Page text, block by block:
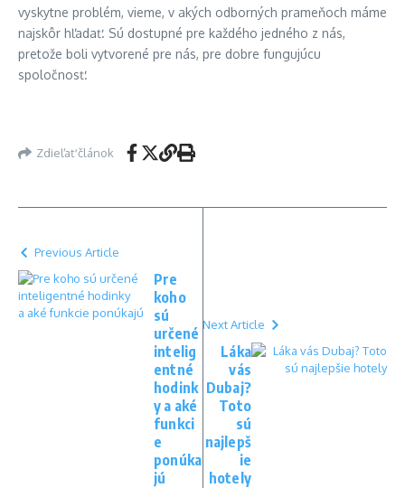
vyskytne problém, vieme, v akých odborných prameňoch máme
najskôr hľadať. Sú dostupné pre každého jedného z nás,
pretože boli vytvorené pre nás, pre dobre fungujúcu
spoločnosť.
Zdieľať článok
Previous Article
Pre
koho
sú
určené
intelig
entné
hodink
y a aké
funkci
e
ponúka
jú
Next Article
Láka
vás
Dubaj?
Toto
sú
najlepš
ie
hotely